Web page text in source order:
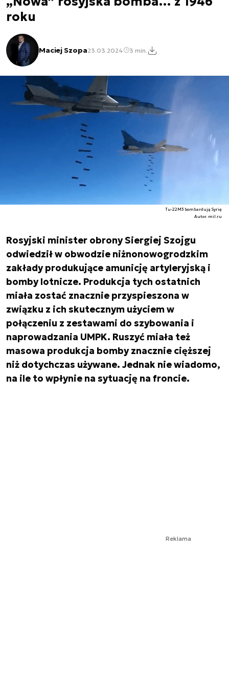
roku
Maciej Szopa23.03.2024 3 min.
Tu-22M3 bombardują Syrię
Autor. mil.ru
Rosyjski minister obrony Siergiej Szojgu
odwiedził w obwodzie niżnonowogrodzkim
zakłady produkujące amunicję artyleryjską i
bomby lotnicze. Produkcja tych ostatnich
miała zostać znacznie przyspieszona w
związku z ich skutecznym użyciem w
połączeniu z zestawami do szybowania i
naprowadzania UMPK. Ruszyć miała też
masowa produkcja bomby znacznie cięższej
niż dotychczas używane. Jednak nie wiadomo,
na ile to wpłynie na sytuację na froncie.
Reklama